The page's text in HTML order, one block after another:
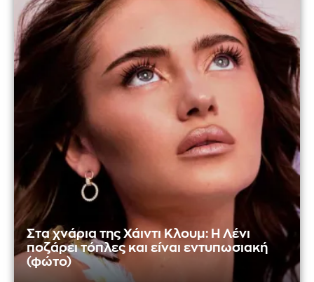
Στα χνάρια της Χάιντι Κλουμ: Η Λένι
ποζάρει τόπλες και είναι εντυπωσιακή
(φώτο)